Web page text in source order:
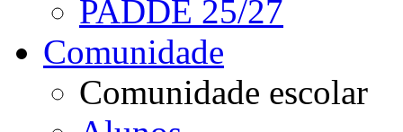
PADDE 25/27
Comunidade
Comunidade escolar